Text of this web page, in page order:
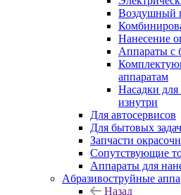
Воздушный
Нанесение
Аппараты с
аппаратам
Насадки
изнутри
Для автосервисов
Для бытовых задач
Запчасти
Сопутствующие
Аппараты для
Aбразивоструйные
Назад